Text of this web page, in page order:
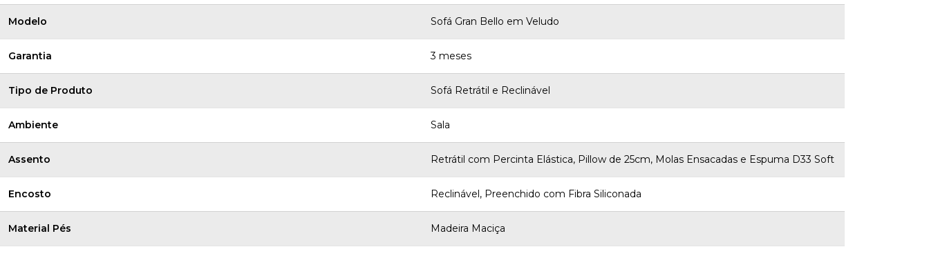
Modelo Sofá Gran Bello em Veludo
Garantia 3 meses
Tipo de Produto Sofá Retrátil e Reclinável
Ambiente Sala
Assento Retrátil com Percinta Elástica, Pillow de 25cm, Molas Ensacadas e Espuma D33 Soft
Encosto Reclinável, Preenchido com Fibra Siliconada
Material Pés Madeira Maciça